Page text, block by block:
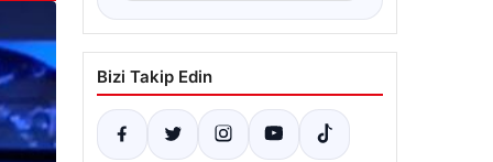
Bizi Takip Edin